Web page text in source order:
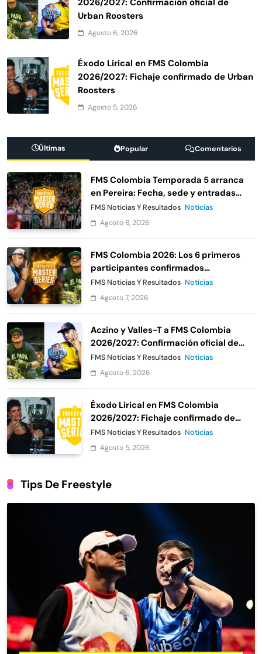
2026/2027: Confirmación oficial de
Urban Roosters
Agosto 6, 2026
Éxodo Lirical en FMS Colombia
2026/2027: Fichaje confirmado de Urban
Roosters
Agosto 5, 2026
Últimas Popular Comentarios
FMS Colombia Temporada 5 arranca
en Pereira: Fecha, sede y entradas
gratis
FMS Noticias Y Resultados Noticias
Agosto 8, 2026
FMS Colombia 2026: Los 6 primeros
participantes confirmados
oficialmente
FMS Noticias Y Resultados Noticias
Agosto 7, 2026
Aczino y Valles-T a FMS Colombia
2026/2027: Confirmación oficial de
Urban Roosters
FMS Noticias Y Resultados Noticias
Agosto 6, 2026
Éxodo Lirical en FMS Colombia
2026/2027: Fichaje confirmado de
Urban Roosters
FMS Noticias Y Resultados Noticias
Agosto 5, 2026
Tips De Freestyle